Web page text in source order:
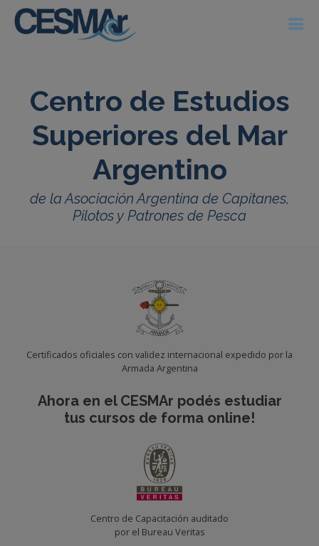
Centro de Estudios
Superiores del Mar
Argentino
de la Asociación Argentina de Capitanes,
Pilotos y Patrones de Pesca
Certificados oficiales con validez internacional expedido por la
Armada Argentina
Ahora en el CESMAr podés estudiar
tus cursos de forma online!
Centro de Capacitación auditado
por el Bureau Veritas